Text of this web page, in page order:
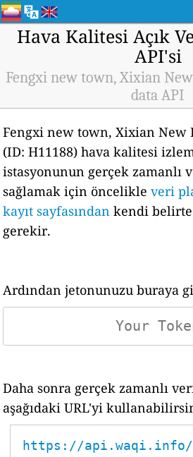
Hava Kalitesi Açık
API'si
Fengxi new town, Xixian
data API
Fengxi new town, Xixian New
(ID: H11188) hava kalitesi
istasyonunun gerçek zamanlı
sağlamak için öncelikleveri
kayıt sayfasından kendi
gerekir.
Ardından jetonunuzu buraya
Daha sonra gerçek zamanlı
aşağıdaki URL'yi
https://api.waqi.info/